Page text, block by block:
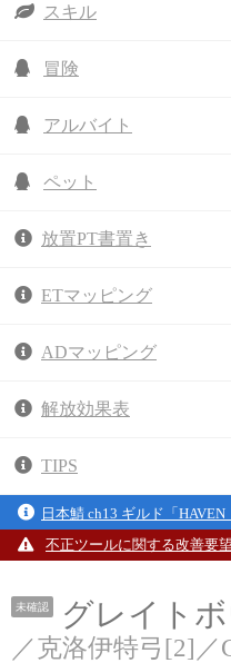
スキル
冒険
アルバイト
ペット
放置PT書置き
ETマッピング
ADマッピング
解放効果表
TIPS
日本鯖 ch13 ギルド「
不正ツールに関する改善要
未確認 グレイト
／克洛伊特弓[2]／